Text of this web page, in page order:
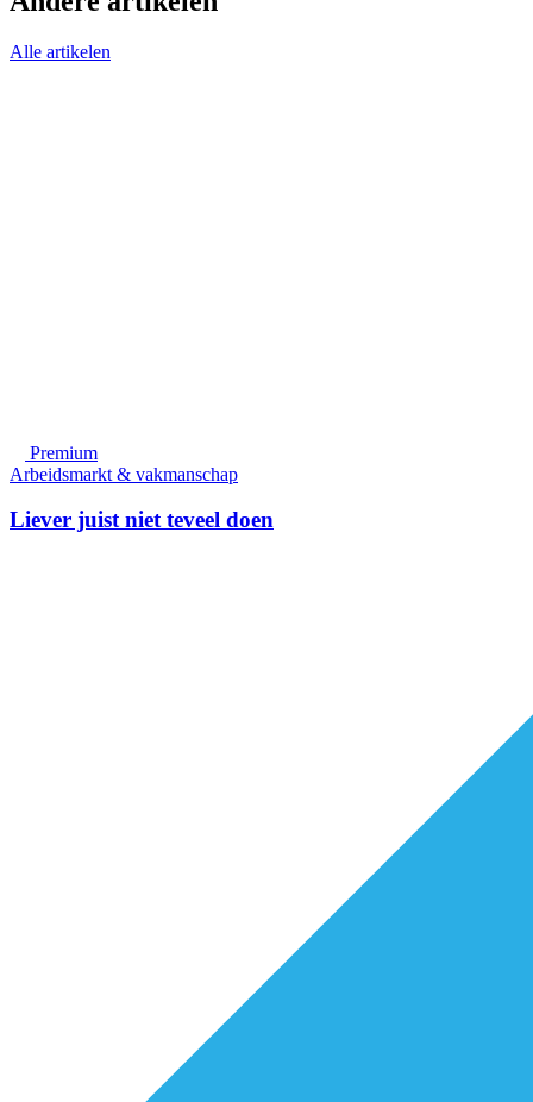
Alle artikelen
Premium
Arbeidsmarkt & vakmanschap
Liever juist niet teveel doen